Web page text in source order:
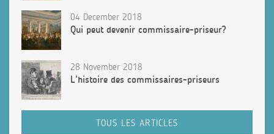
04 December 2018
Qui peut devenir commissaire-priseur?
28 November 2018
L’histoire des commissaires-priseurs
TOUS LES ARTICLES